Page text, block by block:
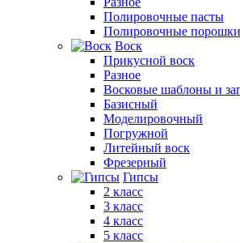
Полировочные пасты
Полировочные порошки
Воск
Прикусной воск
Разное
Восковые шаблоны и
Базисный
Моделировочный
Погружной
Литейный воск
Фрезерный
Гипсы
2 класс
3 класс
4 класс
5 класс